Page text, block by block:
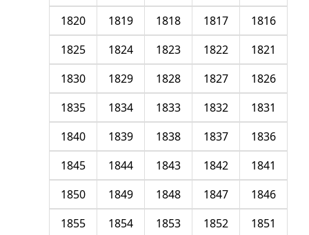
1816
1817
1818
1819
1820
1821
1822
1823
1824
1825
1826
1827
1828
1829
1830
1831
1832
1833
1834
1835
1836
1837
1838
1839
1840
1841
1842
1843
1844
1845
1846
1847
1848
1849
1850
1851
1852
1853
1854
1855